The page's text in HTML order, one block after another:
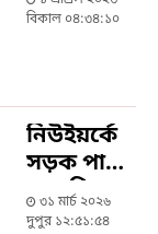
ইস্যুতে
মিজানুর
রহমান
আজহারী
বিকাল ০৪:৩৪:১০
নিউইয়র্কে
সড়ক পার
হতে গিয়ে
ট্রাক
৩১ মার্চ ২০২৬
দুপুর ১২:৫১:৫৪